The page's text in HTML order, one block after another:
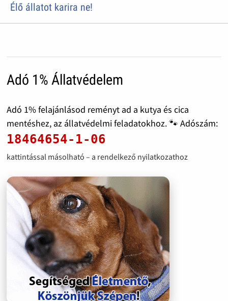
Élő állatot karira ne!
Adó 1% Állatvédelem
Adó 1% felajánlásod reményt ad a kutya és cica
mentéshez, az állatvédelmi feladatokhoz. 🐾 Adószám:
18464654-1-06
kattintással másolható – a rendelkező nyilatkozathoz